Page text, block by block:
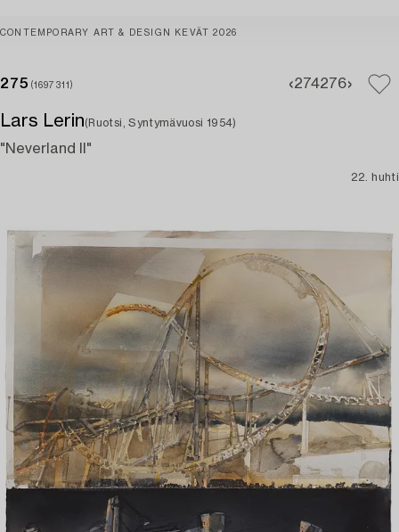
CONTEMPORARY ART & DESIGN KEVÄT 2026
275 (1697311) 274276
Lars Lerin(Ruotsi, Syntymävuosi 1954)
"Neverland II"
22. huhti